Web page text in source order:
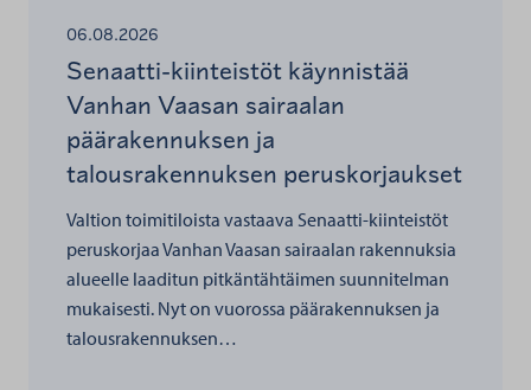
06.08.2026
Senaatti-kiinteistöt käynnistää
Vanhan Vaasan sairaalan
päärakennuksen ja
talousrakennuksen peruskorjaukset
Valtion toimitiloista vastaava Senaatti-kiinteistöt
peruskorjaa Vanhan Vaasan sairaalan rakennuksia
alueelle laaditun pitkäntähtäimen suunnitelman
mukaisesti. Nyt on vuorossa päärakennuksen ja
talousrakennuksen…